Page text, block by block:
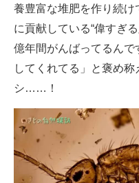
養豊富な堆肥を作り続
に貢献している“偉すぎ
億年間がんばってるん
してくれてる」と褒め
シ……！